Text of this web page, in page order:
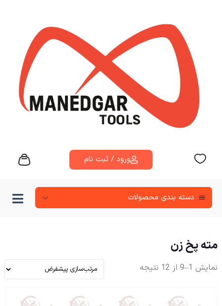
ورود / ثبت نام
دسته‌ بندی محصولات
مته پخ زن
نمایش 1–9 از 12 نتیجه